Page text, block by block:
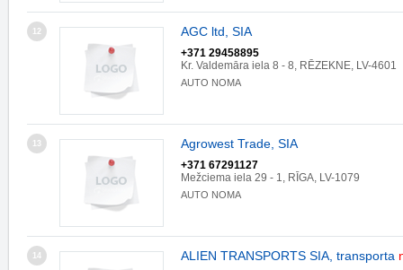
12 AGC ltd, SIA
+371 29458895
Kr. Valdemāra iela 8 - 8, RĒZEKNE, LV-4601
AUTO NOMA
13 Agrowest Trade, SIA
+371 67291127
Mežciema iela 29 - 1, RĪGA, LV-1079
AUTO NOMA
14 ALIEN TRANSPORTS SIA, transporta